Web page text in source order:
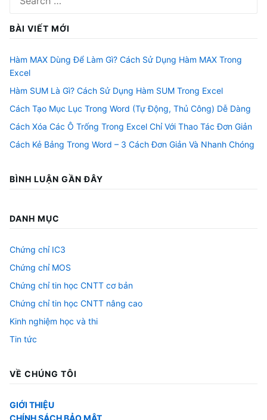
for:
BÀI VIẾT MỚI
Hàm MAX Dùng Để Làm Gì? Cách Sử Dụng Hàm MAX Trong
Excel
Hàm SUM Là Gì? Cách Sử Dụng Hàm SUM Trong Excel
Cách Tạo Mục Lục Trong Word (Tự Động, Thủ Công) Dễ Dàng
Cách Xóa Các Ô Trống Trong Excel Chỉ Với Thao Tác Đơn Giản
Cách Kẻ Bảng Trong Word – 3 Cách Đơn Giản Và Nhanh Chóng
BÌNH LUẬN GẦN ĐÂY
DANH MỤC
Chứng chỉ IC3
Chứng chỉ MOS
Chứng chỉ tin học CNTT cơ bản
Chứng chỉ tin học CNTT nâng cao
Kinh nghiệm học và thi
Tin tức
VỀ CHÚNG TÔI
GIỚI THIỆU